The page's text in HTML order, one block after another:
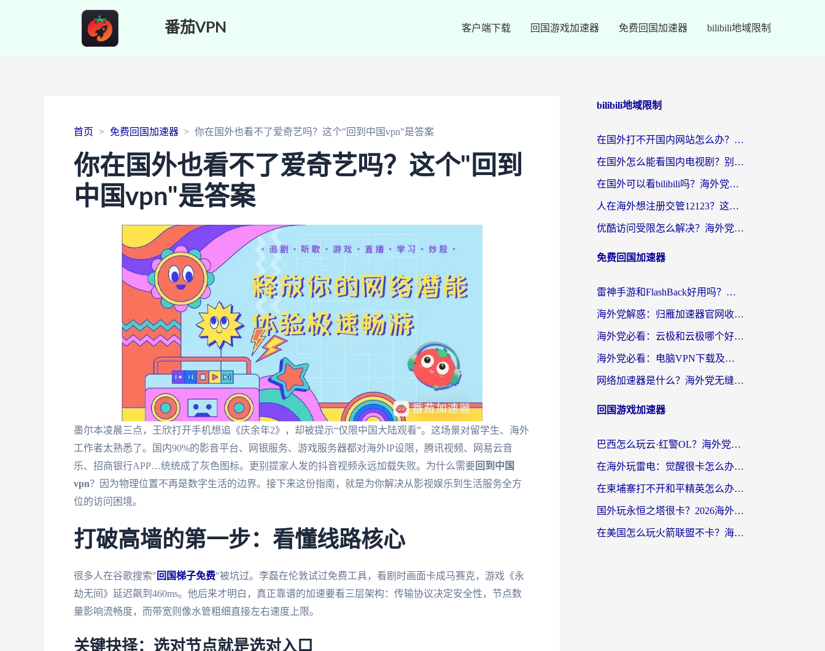
番茄VPN 客户端下载 回国游戏加速器 免费回国加速器 bilibili地域限制
首页 免费回国加速器 你在国外也看不了爱奇艺吗？这个"回到中国vpn"是答案
你在国外也看不了爱奇艺吗？这个"回到
中国vpn"是答案
墨尔本凌晨三点，王欣打开手机想追《庆余年2》，却被提示“仅限中国大陆观看”。这场景对留学生、海外
工作者太熟悉了。国内90%的影音平台、网银服务、游戏服务器都对海外IP设限，腾讯视频、网易云音
乐、招商银行APP…统统成了灰色图标。更别提家人发的抖音视频永远加载失败。为什么需要 回到中国
vpn？因为物理位置不再是数字生活的边界。接下来这份指南，就是为你解决从影视娱乐到生活服务全方
位的访问困境。
打破高墙的第一步：看懂线路核心
很多人在谷歌搜索" 回国梯子免费"被坑过。李磊在伦敦试过免费工具，看剧时画面卡成马赛克，游戏《永
劫无间》延迟飙到460ms。他后来才明白，真正靠谱的加速要看三层架构：传输协议决定安全性，节点数
量影响流畅度，而带宽则像水管粗细直接左右速度上限。
关键抉择：选对节点就是选对入口
bilibili地域限制
在国外打不开国内网站怎么办？海外华人亲测的回国加速器选择指南
在国外怎么能看国内电视剧？别再踩坑！这篇给你真实解决方案
在国外可以看bilibili吗？海外党追剧看番的终极解决方案来了
人在海外想注册交管12123？这篇攻略帮你搞定（附回国加速神器）
优酷访问受限怎么解决？海外党亲测有效的回国加速方案
免费回国加速器
雷神手游和FlashBack好用吗？海外党亲测指南，避开破解版坑轻松访问国内资源
海外党解惑：归雁加速器官网收费吗？+3个回国加速问题的真实答案
海外党必看：云极和云极哪个好？3分钟选对回国加速器，无缝访问国内资源
海外党必看：电脑VPN下载及回国加速器选择指南——无缝访问国内资源不再难
网络加速器是什么？海外党无缝刷剧、看NBA的实用指南
回国游戏加速器
巴西怎么玩云·红警OL？海外党国服游戏加速终极攻略（附非洲逆水寒&天下山海低延迟技巧）
在海外玩雷电：觉醒很卡怎么办？2026终极指南帮你告别延迟与卡顿
在柬埔寨打不开和平精英怎么办？海外党必看的国服游戏加速终极指南
国外玩永恒之塔很卡？2026海外党国服游戏加速器终极指南（附街头篮球坦克世界实测）
在美国怎么玩火箭联盟不卡？海外玩家国服游戏加速终极指南（附明日方舟美版王者荣耀优化技巧）